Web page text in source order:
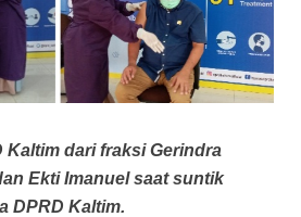
Kaltim dari fraksi Gerindra
Ekti Imanuel saat suntik
DPRD Kaltim.